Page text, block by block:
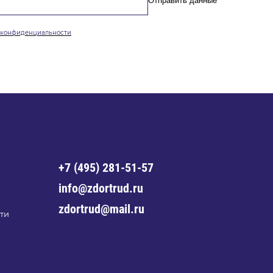
конфиденциальности
+7 (495) 281-51-57
info@zdortrud.ru
zdortrud@mail.ru